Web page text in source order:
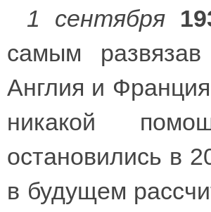
1 сентября
самым
Англия и
никакой
остановились в
в будущем